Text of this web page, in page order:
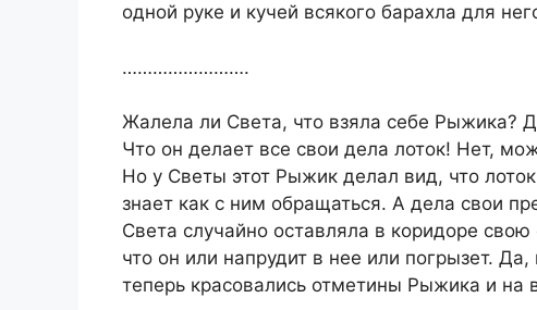
одной руке и кучей всякого барахла для
…………………….
Жалела ли Света, что взяла себе Рыжика?
Что он делает все свои дела лоток! Нет,
Но у Светы этот Рыжик делал вид, что
знает как с ним обращаться. А дела свои
Света случайно оставляла в коридоре
что он или напрудит в нее или погрызет.
теперь красовались отметины Рыжика и на